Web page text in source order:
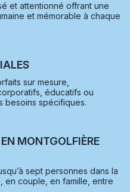
et attentionné offrant une
et mémorable à chaque
sur mesure,
éducatifs ou
besoins spécifiques.
MONTGOLFIÈRE
sept personnes dans la
en couple, en famille, entre